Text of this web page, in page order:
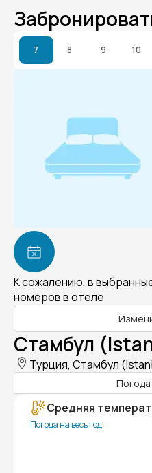
7 8 9 10
К сожалению, в
номеров в отеле
Стамбул
Турция, Стамбул
Погода
Средняя
Погода на весь год